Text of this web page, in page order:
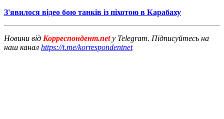
З'явилося відео бою танків із піхотою в Карабаху
Новини від Корреспондент.netу Telegram. Підписуйтесь на
наш канал https://t.me/korrespondentnet